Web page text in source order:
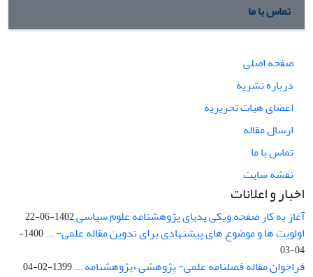
تماس با ما
صفحه اصلی
درباره نشریه
اعضای هیات تحریریه
ارسال مقاله
تماس با ما
نقشه سایت
اخبار و اعلانات
آغاز به کار صفحه ویکی پدیای پژوهشنامه علوم سیاسی1402-06-22
اولویت ها و موضوع های پیشنهادی برای تدوین مقاله علمی- ...
1400-
04-03
فراخوان مقاله فصلنامه علمی- پژوهشی «پژوهشنامه ...1399-02-04